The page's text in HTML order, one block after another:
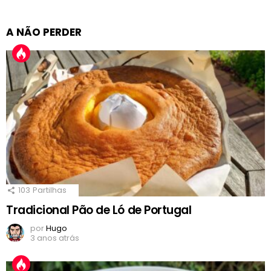
A NÃO PERDER
103 Partilhas
Tradicional Pão de Ló de Portugal
porHugo
3 anos atrás